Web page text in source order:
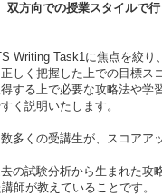
双方向での授業スタイルで
Writing Task1に焦点を絞り、
しく把握した上での目標ス
する上で必要な攻略法や学
く説明いたします。
多くの受講生が、スコアア
の試験分析から生まれた攻
師が教えていることです。